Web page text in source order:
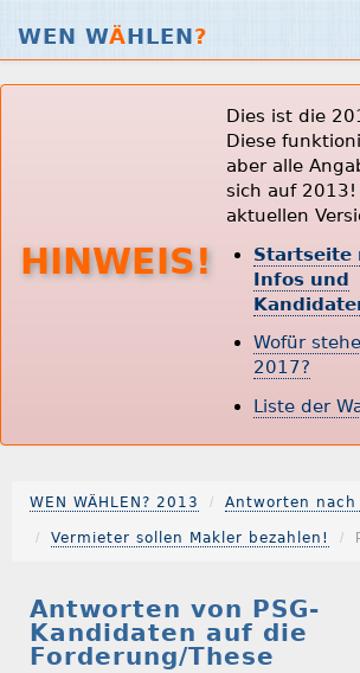
WEN WÄHLEN?
HINWEIS!
Dies ist die
Diese
aber alle
sich auf 2013!
aktuellen
Startseite
Infos und
Wofür
2017?
Liste der
WEN WÄHLEN? 2013 Antworten nach
Vermieter sollen Makler bezahlen!
Antworten von PSG-
Kandidaten auf die
Forderung/These